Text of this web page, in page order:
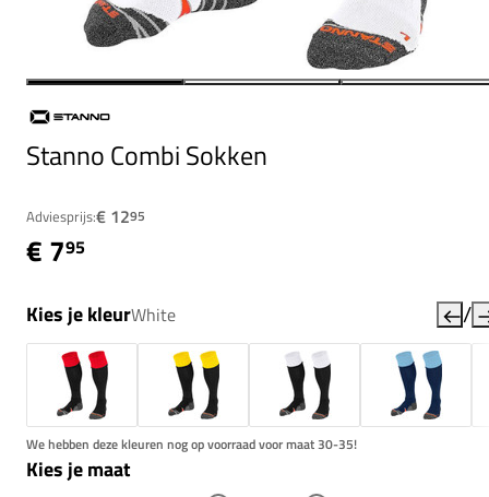
Stanno Combi Sokken
Adviesprijs:€ 1295
€ 795
Kies je kleurWhite /
We hebben deze kleuren nog op voorraad voor maat 30-35!
Kies je maat